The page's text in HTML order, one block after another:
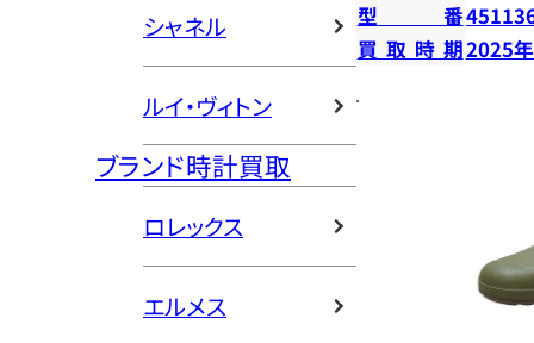
シャネル
ルイ・ヴィトン
ブランド時計買取
ロレックス
エルメス
型番
買取時期2025